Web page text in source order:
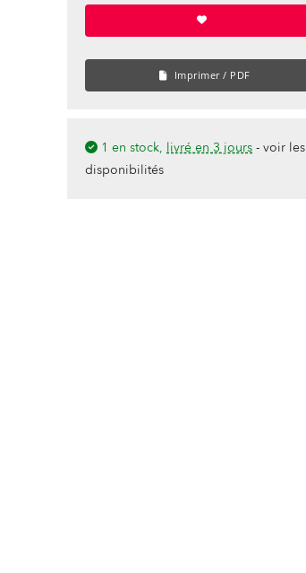
Imprimer / PDF
1 en stock, livré en 3 jours - voir les
disponibilités